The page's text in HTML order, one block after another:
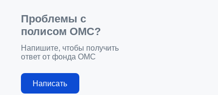
Проблемы с
полисом ОМС?
Напишите, чтобы получить
ответ от фонда ОМС
Написать